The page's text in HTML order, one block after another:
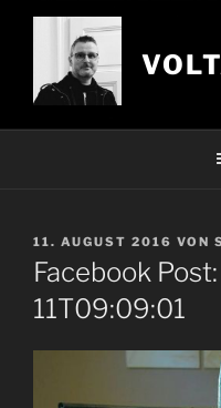
Zum
VERÖFFENTLICHT
AM
11. AUGUST 2016 VON
Facebook
11T09:09:01